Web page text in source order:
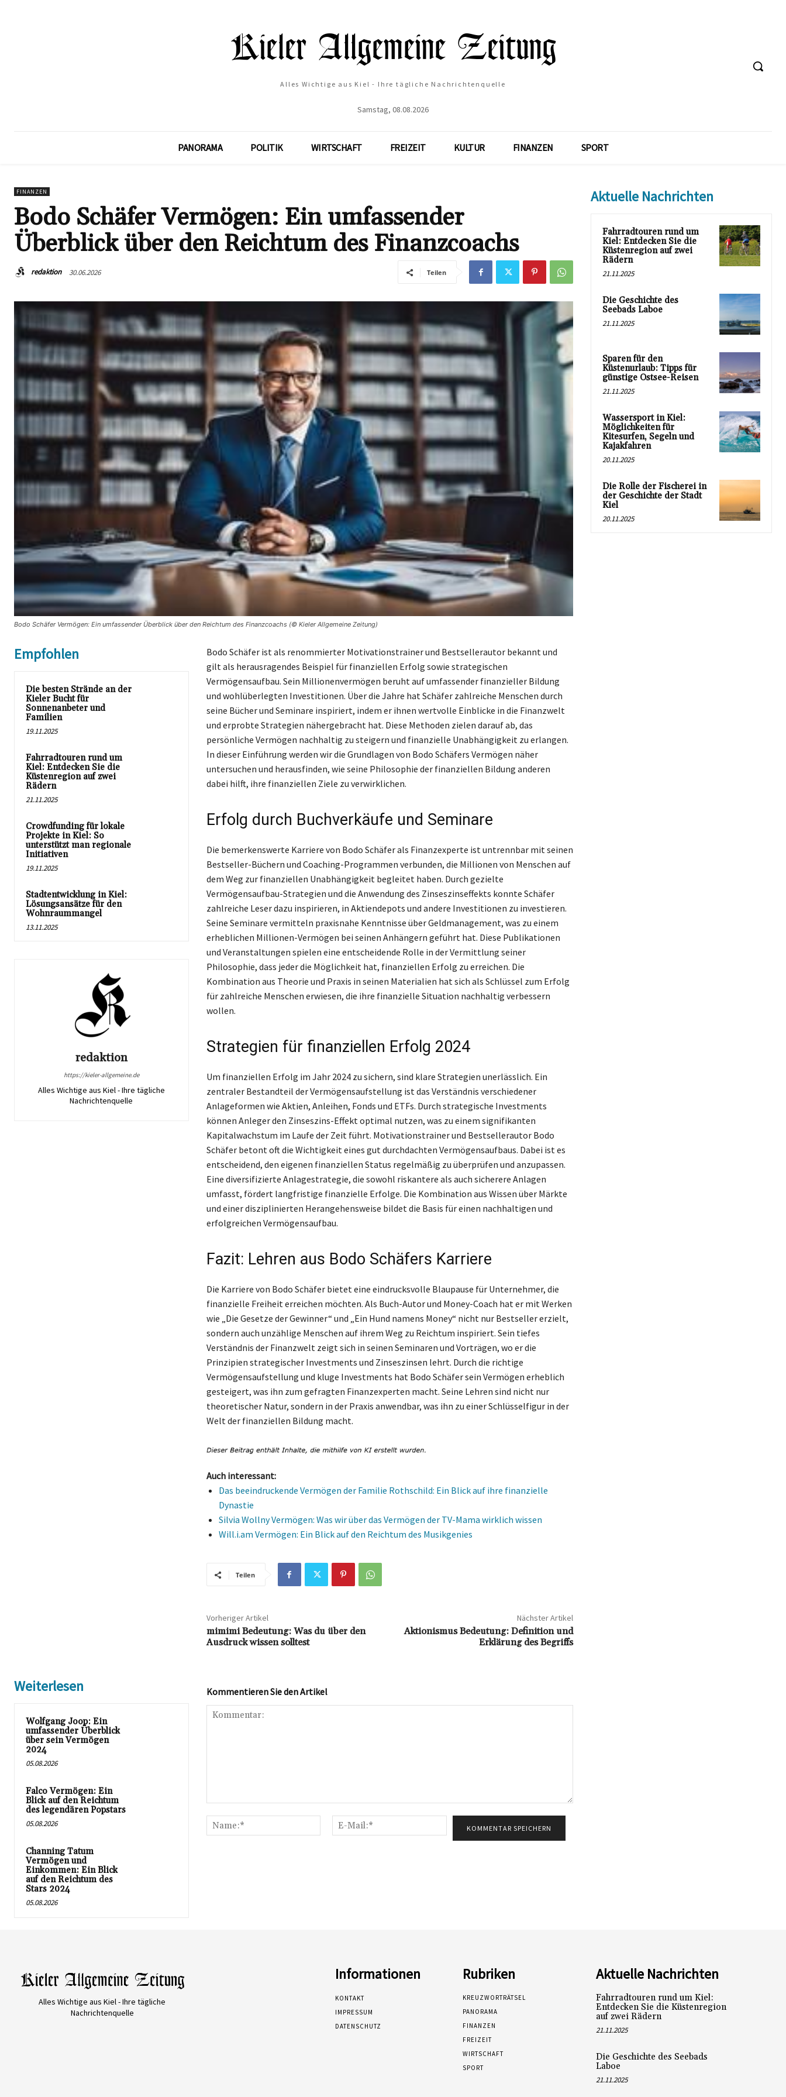
Alles Wichtige aus Kiel - Ihre tägliche Nachrichtenquelle
Samstag, 08.08.2026
PANORAMA POLITIK WIRTSCHAFT FREIZEIT KULTUR FINANZEN SPORT
FINANZEN
Bodo Schäfer Vermögen: Ein umfassender
Überblick über den Reichtum des Finanzcoachs
redaktion 30.06.2026 Teilen
Bodo Schäfer Vermögen: Ein umfassender Überblick über den Reichtum des Finanzcoachs (© Kieler Allgemeine Zeitung)
Empfohlen
Die besten Strände an der
Kieler Bucht für
Sonnenanbeter und
Familien
19.11.2025
Fahrradtouren rund um
Kiel: Entdecken Sie die
Küstenregion auf zwei
Rädern
21.11.2025
Crowdfunding für lokale
Projekte in Kiel: So
unterstützt man regionale
Initiativen
19.11.2025
Stadtentwicklung in Kiel:
Lösungsansätze für den
Wohnraummangel
13.11.2025
redaktion
https://kieler-allgemeine.de
Alles Wichtige aus Kiel - Ihre tägliche
Nachrichtenquelle
Bodo Schäfer ist als renommierter Motivationstrainer und Bestsellerautor bekannt und
gilt als herausragendes Beispiel für finanziellen Erfolg sowie strategischen
Vermögensaufbau. Sein Millionenvermögen beruht auf umfassender finanzieller Bildung
und wohlüberlegten Investitionen. Über die Jahre hat Schäfer zahlreiche Menschen durch
seine Bücher und Seminare inspiriert, indem er ihnen wertvolle Einblicke in die Finanzwelt
und erprobte Strategien nähergebracht hat. Diese Methoden zielen darauf ab, das
persönliche Vermögen nachhaltig zu steigern und finanzielle Unabhängigkeit zu erlangen.
In dieser Einführung werden wir die Grundlagen von Bodo Schäfers Vermögen näher
untersuchen und herausfinden, wie seine Philosophie der finanziellen Bildung anderen
dabei hilft, ihre finanziellen Ziele zu verwirklichen.
Erfolg durch Buchverkäufe und Seminare
Die bemerkenswerte Karriere von Bodo Schäfer als Finanzexperte ist untrennbar mit seinen
Bestseller-Büchern und Coaching-Programmen verbunden, die Millionen von Menschen auf
dem Weg zur finanziellen Unabhängigkeit begleitet haben. Durch gezielte
Vermögensaufbau-Strategien und die Anwendung des Zinseszinseffekts konnte Schäfer
zahlreiche Leser dazu inspirieren, in Aktiendepots und andere Investitionen zu investieren.
Seine Seminare vermitteln praxisnahe Kenntnisse über Geldmanagement, was zu einem
erheblichen Millionen-Vermögen bei seinen Anhängern geführt hat. Diese Publikationen
und Veranstaltungen spielen eine entscheidende Rolle in der Vermittlung seiner
Philosophie, dass jeder die Möglichkeit hat, finanziellen Erfolg zu erreichen. Die
Kombination aus Theorie und Praxis in seinen Materialien hat sich als Schlüssel zum Erfolg
für zahlreiche Menschen erwiesen, die ihre finanzielle Situation nachhaltig verbessern
wollen.
Strategien für finanziellen Erfolg 2024
Um finanziellen Erfolg im Jahr 2024 zu sichern, sind klare Strategien unerlässlich. Ein
zentraler Bestandteil der Vermögensaufstellung ist das Verständnis verschiedener
Anlageformen wie Aktien, Anleihen, Fonds und ETFs. Durch strategische Investments
können Anleger den Zinseszins-Effekt optimal nutzen, was zu einem signifikanten
Kapitalwachstum im Laufe der Zeit führt. Motivationstrainer und Bestsellerautor Bodo
Schäfer betont oft die Wichtigkeit eines gut durchdachten Vermögensaufbaus. Dabei ist es
entscheidend, den eigenen finanziellen Status regelmäßig zu überprüfen und anzupassen.
Eine diversifizierte Anlagestrategie, die sowohl riskantere als auch sicherere Anlagen
umfasst, fördert langfristige finanzielle Erfolge. Die Kombination aus Wissen über Märkte
und einer disziplinierten Herangehensweise bildet die Basis für einen nachhaltigen und
erfolgreichen Vermögensaufbau.
Fazit: Lehren aus Bodo Schäfers Karriere
Die Karriere von Bodo Schäfer bietet eine eindrucksvolle Blaupause für Unternehmer, die
finanzielle Freiheit erreichen möchten. Als Buch-Autor und Money-Coach hat er mit Werken
wie „Die Gesetze der Gewinner“ und „Ein Hund namens Money“ nicht nur Bestseller erzielt,
sondern auch unzählige Menschen auf ihrem Weg zu Reichtum inspiriert. Sein tiefes
Verständnis der Finanzwelt zeigt sich in seinen Seminaren und Vorträgen, wo er die
Prinzipien strategischer Investments und Zinseszinsen lehrt. Durch die richtige
Vermögensaufstellung und kluge Investments hat Bodo Schäfer sein Vermögen erheblich
gesteigert, was ihn zum gefragten Finanzexperten macht. Seine Lehren sind nicht nur
theoretischer Natur, sondern in der Praxis anwendbar, was ihn zu einer Schlüsselfigur in der
Welt der finanziellen Bildung macht.
Auch interessant:
Das beeindruckende Vermögen der Familie Rothschild: Ein Blick auf ihre finanzielle
Dynastie
Silvia Wollny Vermögen: Was wir über das Vermögen der TV-Mama wirklich wissen
Will.i.am Vermögen: Ein Blick auf den Reichtum des Musikgenies
Teilen
Vorheriger Artikel
mimimi Bedeutung: Was du über den
Ausdruck wissen solltest
Nächster Artikel
Aktionismus Bedeutung: Definition und
Erklärung des Begriffs
Weiterlesen
Wolfgang Joop: Ein
umfassender Überblick
über sein Vermögen
2024
05.08.2026
Falco Vermögen: Ein
Blick auf den Reichtum
des legendären Popstars
05.08.2026
Channing Tatum
Vermögen und
Einkommen: Ein Blick
auf den Reichtum des
Stars 2024
05.08.2026
Kommentieren Sie den Artikel
Name:*
Mail:*
Aktuelle Nachrichten
Fahrradtouren rund um
Kiel: Entdecken Sie die
Küstenregion auf zwei
Rädern
21.11.2025
Die Geschichte des
Seebads Laboe
21.11.2025
Sparen für den
Küstenurlaub: Tipps für
günstige Ostsee-Reisen
21.11.2025
Wassersport in Kiel:
Möglichkeiten für
Kitesurfen, Segeln und
Kajakfahren
20.11.2025
Die Rolle der Fischerei in
der Geschichte der Stadt
Kiel
20.11.2025
Alles Wichtige aus Kiel - Ihre tägliche
Nachrichtenquelle
Informationen
KONTAKT
IMPRESSUM
DATENSCHUTZ
Rubriken
KREUZWORTRÄTSEL
PANORAMA
FINANZEN
FREIZEIT
WIRTSCHAFT
SPORT
Aktuelle Nachrichten
Fahrradtouren rund um Kiel:
Entdecken Sie die Küstenregion
auf zwei Rädern
21.11.2025
Die Geschichte des Seebads
Laboe
21.11.2025